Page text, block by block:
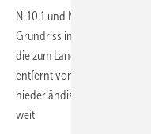
N-10.1 und N-10.2
Grundriss in nordwestlicher
die zum Land
entfernt von der Insel Juist
niederländischen Insel
weit.